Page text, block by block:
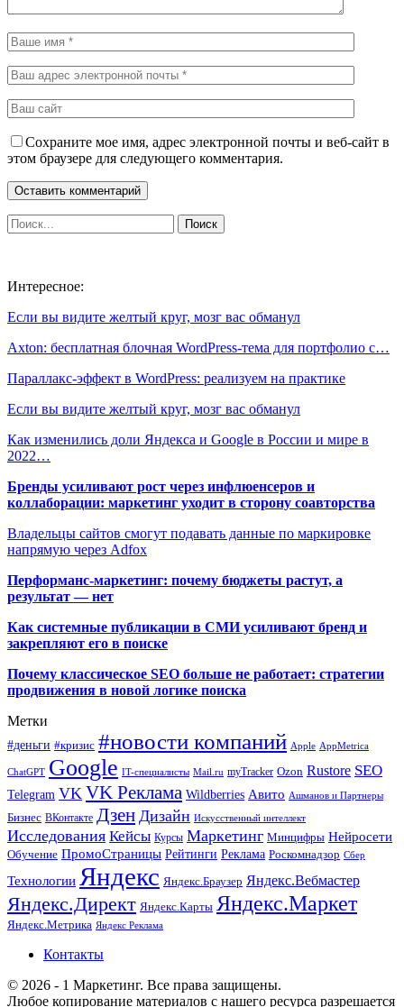
Сохраните мое имя, адрес электронной почты и веб-сайт в
этом браузере для следующего комментария.
Интересное:
Если вы видите желтый круг, мозг вас обманул
Axton: бесплатная блочная WordPress-тема для портфолио с…
Параллакс-эффект в WordPress: реализуем на практике
Если вы видите желтый круг, мозг вас обманул
Как изменились доли Яндекса и Google в России и мире в
2022…
Бренды усиливают рост через инфлюенсеров и
коллаборации: маркетинг уходит в сторону соавторства
Владельцы сайтов смогут подавать данные по маркировке
напрямую через Adfox
Перформанс-маркетинг: почему бюджеты растут, а
результат — нет
Как системные публикации в СМИ усиливают бренд и
закрепляют его в поиске
Почему классическое SEO больше не работает: стратегии
продвижения в новой логике поиска
Метки
#деньги #кризис #новости компаний Apple AppMetrica
ChatGPT Google IT-специалисты Mail.ru myTracker Ozon Rustore SEO
Telegram VK VK Реклама Wildberries Авито Ашманов и Партнеры
Бизнес ВКонтакте Дзен Дизайн Искусственный интеллект
Исследования Кейсы Курсы Маркетинг Минцифры Нейросети
Обучение ПромоСтраницы Рейтинги Реклама Роскомнадзор Сбер
Технологии Яндекс Яндекс.Браузер Яндекс.Вебмастер
Яндекс.Директ Яндекс.Карты Яндекс.Маркет
Яндекс.Метрика Яндекс Реклама
Контакты
© 2026 - 1 Маркетинг. Все права защищены.
Любое копирование материалов с нашего ресурса разрешается